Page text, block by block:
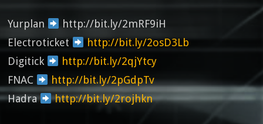
Yurplan
http://bit.ly/2mRF9iH
Electroticket
http://bit.ly/2osD3Lb
Digitick
http://bit.ly/2qjYtcy
FNAC
http://bit.ly/2pGdpTv
Hadra
http://bit.ly/2rojhkn